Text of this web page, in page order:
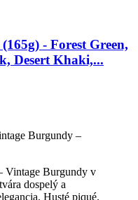
- Forest Green,
Desert Khaki,...
Vintage Burgundy v
dospelý a
Husté piqué.